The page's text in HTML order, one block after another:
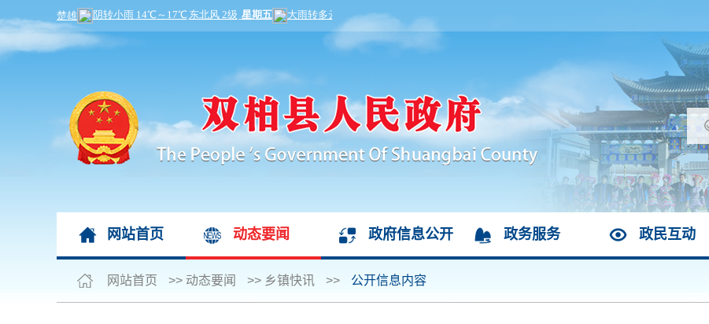
网站首页 动态要闻 政府信息公开 政务服务 政民互动
网站首页 >> 动态要闻 >> 乡镇快讯 >> 公开信息内容